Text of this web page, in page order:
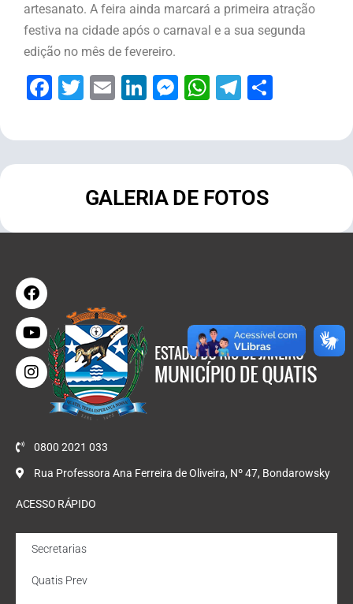
artesanato. A feira ainda marcará a primeira atração
festiva na cidade após o carnaval e a sua segunda
edição no mês de fevereiro.
Facebook
Twitter
EmailLinkedIn
Messenger
WhatsApp
Telegram
GALERIA DE FOTOS
0800 2021 033
Rua Professora Ana Ferreira de Oliveira, Nº 47, Bondarowsky
ACESSO RÁPIDO
Secretarias
Quatis Prev